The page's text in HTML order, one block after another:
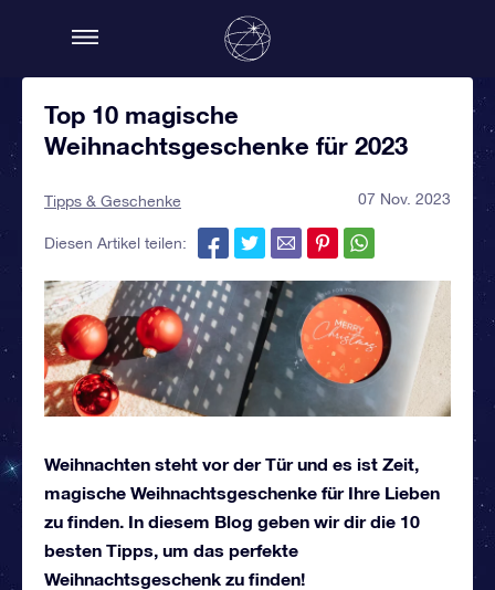
Top 10 magische
Weihnachtsgeschenke für 2023
Tipps & Geschenke 07 Nov. 2023
Diesen Artikel teilen:
Weihnachten steht vor der Tür und es ist Zeit,
magische Weihnachtsgeschenke für Ihre Lieben
zu finden. In diesem Blog geben wir dir die 10
besten Tipps, um das perfekte
Weihnachtsgeschenk zu finden!